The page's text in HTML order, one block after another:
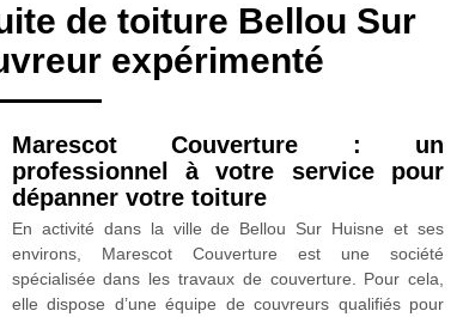
de toiture Bellou Sur
expérimenté
Marescot Couverture : un
professionnel à votre service pour
dépanner votre toiture
En activité dans la ville de Bellou Sur Huisne et ses
environs, Marescot Couverture est une société
spécialisée dans les travaux de couverture. Pour cela,
elle dispose d’une équipe de couvreurs qualifiés pour